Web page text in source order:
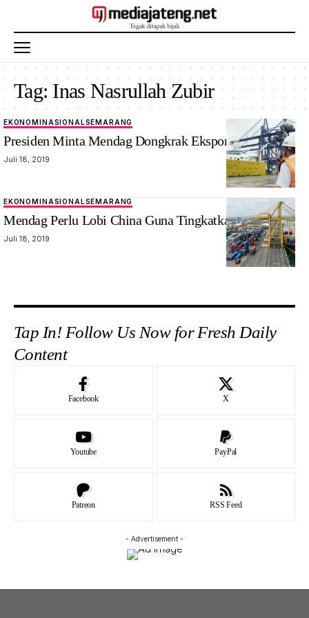
Tag: Inas Nasrullah Zubir
EKONOMINASIONALSEMARANG
Presiden Minta Mendag Dongkrak Ekspor Ke China
Juli 18, 2019
EKONOMINASIONALSEMARANG
Mendag Perlu Lobi China Guna Tingkatkan Ekspor
Juli 18, 2019
Tap In! Follow Us Now for Fresh Daily
Content
Facebook X
Youtube PayPal
Patreon RSS Feed
- Advertisement -